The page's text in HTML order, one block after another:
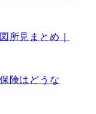
所見まとめ｜
険はどうな